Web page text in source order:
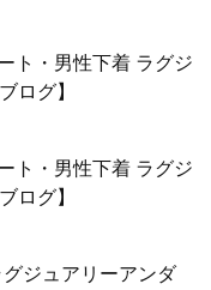
ト・男性下着 ラグジ
ログ】
ト・男性下着 ラグジ
ログ】
グジュアリーアンダ